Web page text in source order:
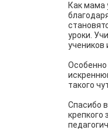
Как мама
уроки.
учеников
Особенно
такого
Спасибо
крепкого